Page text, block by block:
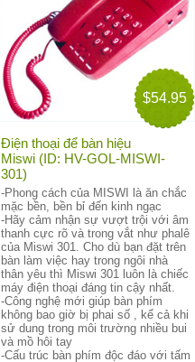
$54.95
Điện thoại để bàn hiệu
Miswi (ID: HV-GOL-MISWI-
301)
-Phong cách của MISWI là ăn chắc
mặc bền, bền bỉ đến kinh ngạc
-Hãy cảm nhận sự vượt trội với âm
thanh cực rõ và trong vắt như phalê
của Miswi 301. Cho dù bạn đặt trên
bàn làm việc hay trong ngôi nhà
thân yêu thì Miswi 301 luôn là chiếc
máy điện thoại đáng tin cậy nhất.
-Công nghệ mới giúp bàn phím
không bao giờ bị phai số , kể cả khi
sử dung trong môi trường nhiều bui
và mồ hôi tay
-Cấu trúc bàn phím độc đáo với tấm